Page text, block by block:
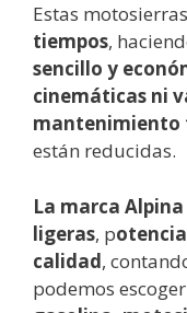
Estas
tiempos,
sencillo y
cinemáticas ni
mantenimiento
están reducidas.
La marca Alpina
ligeras, p
calidad,
podemos